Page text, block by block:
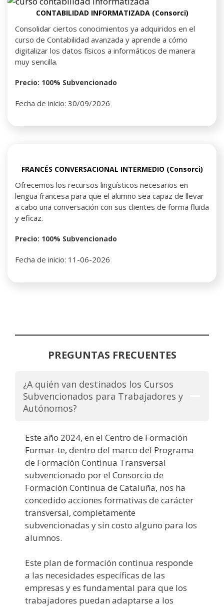
CONTABILIDAD INFORMATIZADA (Consorci)
Consolidar ciertos conocimientos ya adquiridos en el
curso de Contabilidad avanzada y aprende a cómo
digitalizar los datos físicos a informáticos de manera
muy sencilla.
Precio: 100% Subvencionado
Fecha de inicio: 30/09/2026
FRANCÉS CONVERSACIONAL INTERMEDIO (Consorci)
Ofrecemos los recursos lingüísticos necesarios en
lengua francesa para que el alumno sea capaz de llevar
a cabo una conversación con sus clientes de forma fluida
y eficaz.
Precio: 100% Subvencionado
Fecha de inicio: 11-06-2026
PREGUNTAS FRECUENTES
¿A quién van destinados los Cursos
Subvencionados para Trabajadores y
Autónomos?
Este año 2024, en el Centro de Formación
Formar-te, dentro del marco del Programa
de Formación Continua Transversal
subvencionado por el Consorcio de
Formación Continua de Cataluña, nos ha
concedido acciones formativas de carácter
transversal, completamente
subvencionadas y sin costo alguno para los
alumnos.
Este plan de formación continua responde
a las necesidades específicas de las
empresas y es fundamental para que los
trabajadores puedan adaptarse a los